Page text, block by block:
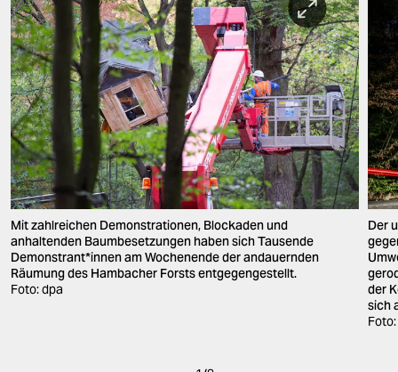
Mit zahlreichen Demonstrationen, Blockaden und
anhaltenden Baumbesetzungen haben sich Tausende
Demonstrant*innen am Wochenende der andauernden
Räumung des Hambacher Forsts entgegengestellt.
Foto: dpa
Der
der
sich